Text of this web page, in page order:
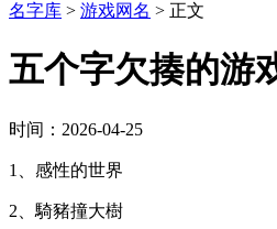
名字库 > 游戏网名 > 正文
五个字欠揍的游
时间：2026-04-25
1、感性的世界
2、騎豬撞大樹